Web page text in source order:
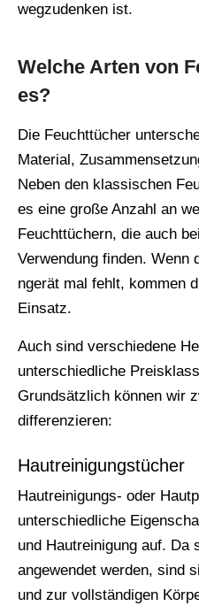
wegzudenken ist.
Welche Arten von
es?
Die Feuchttücher
Material,
Neben den klassischen
es eine große Anzahl an
Feuchttüchern, die auch
Verwendung finden. Wenn
ngerät mal fehlt, kommen
Einsatz.
Auch sind verschiedene
unterschiedliche
Grundsätzlich können wir
differenzieren:
Hautreinigungstücher
Hautreinigungs- oder
unterschiedliche
und Hautreinigung auf. Da
angewendet werden, sind
und zur vollständigen